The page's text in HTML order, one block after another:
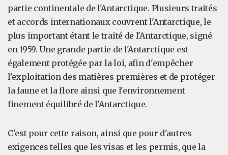
partie continentale de l'Antarctique. Plusieurs traités
et accords internationaux couvrent l'Antarctique, le
plus important étant le traité de l'Antarctique, signé
en 1959. Une grande partie de l'Antarctique est
également protégée par la loi, afin d'empêcher
l'exploitation des matières premières et de protéger
la faune et la flore ainsi que l'environnement
finement équilibré de l'Antarctique.
C'est pour cette raison, ainsi que pour d'autres
exigences telles que les visas et les permis, que la